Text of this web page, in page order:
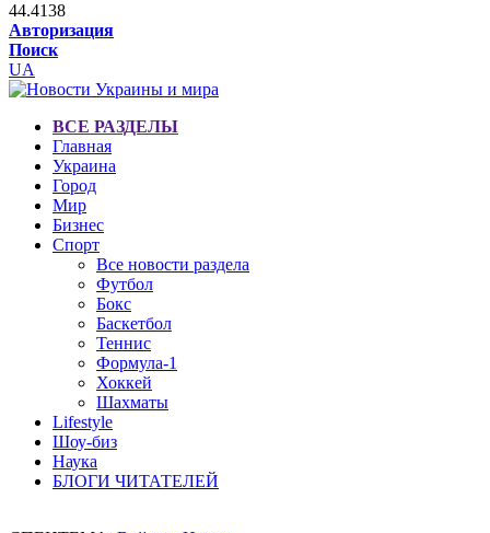
44.4138
Авторизация
Поиск
UA
ВСЕ РАЗДЕЛЫ
Главная
Украина
Город
Мир
Бизнес
Спорт
Все новости раздела
Футбол
Бокс
Баскетбол
Теннис
Формула-1
Хоккей
Шахматы
Lifestyle
Шоу-биз
Наука
БЛОГИ ЧИТАТЕЛЕЙ